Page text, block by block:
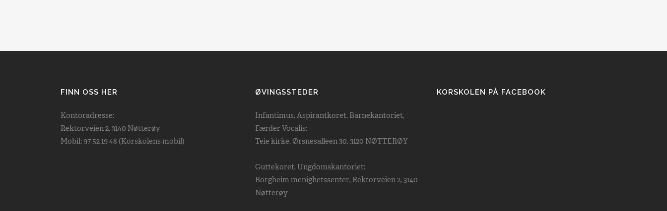
FINN OSS HER
Kontoradresse:
Rektorveien 2, 3140 Nøtterøy
Mobil: 97 52 19 48 (Korskolens mobil)
ØVINGSSTEDER
Infantimus, Aspirantkoret, Barnekantoriet,
Færder Vocalis:
Teie kirke, Ørsnesalleen 30, 3120 NØTTERØY
Guttekoret, Ungdomskantoriet:
Borgheim menighetssenter, Rektorveien 2, 3140
Nøtterøy
KORSKOLEN PÅ FACEBOOK